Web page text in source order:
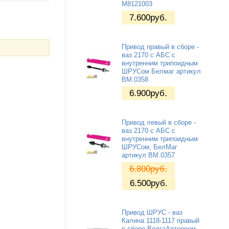
M8121003
7.600руб.
Привод правый в сборе -
ваз 2170 с АБС с
внутренним трипоидным
ШРУСом Белмаг артикул
BM.0358
6.900руб.
Привод левый в сборе -
ваз 2170 с АБС с
внутренним трипоидным
ШРУСом, БелМаг
артикул BM.0357
6.800руб.
6.500руб.
Привод ШРУС - ваз
Калина 1118-1117 правый